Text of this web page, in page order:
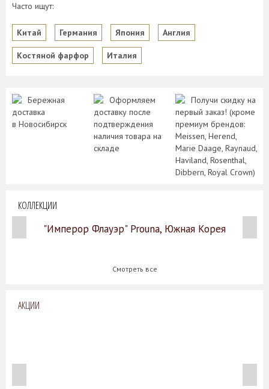
Часто ищут:
Китай Германия Япония Англия
Костяной фарфор Италия
Бережная
доставка
в Новосибирск
Оформляем
доставку после
подтверждения
наличия товара на
складе
Получи скидку на
первый заказ! (кроме
премиум брендов:
Meissen, Herend,
Marie Daage, Raynaud,
Haviland, Rosenthal,
Dibbern, Royal Crown)
КОЛЛЕКЦИИ
"Имперор Флауэр" Prouna, Южная Корея
Смотреть все
АКЦИИ